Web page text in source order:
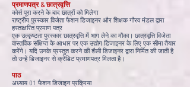
प्रमाणपत्र &छात्रवृत्ति
कोर्स पूरा करने के बाद छात्रों को मिलेगा
राष्ट्रीय पुरस्कार विजेता फैशन डिजाइनर और शिक्षक गौरव मंडल द्वारा
हस्ताक्षरित प्रमाण पत्र
एक उत्कृष्टता पुरस्कार छात्रवृत्ति में भाग लेने का मौका। छात्रवृत्ति विजेता
वास्तविक संक्षिप्त के आधार पर एक उद्योग डिजाइनर के लिए एक सीमा तैयार
करेंगे। यदि उनके प्रस्तुत करने की शैली डिजाइनर द्वारा निर्मित की जाती है
तो उन्हें डिजाइनर से क्रेडिट प्रमाणपत्र मिलता है।
पाठ
अध्याय 01 फैशन डिजाइन प्रक्रिया